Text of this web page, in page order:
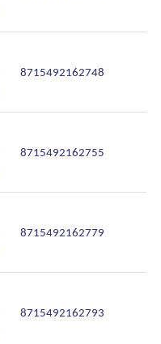
8715492162748
8715492162755
8715492162779
8715492162793